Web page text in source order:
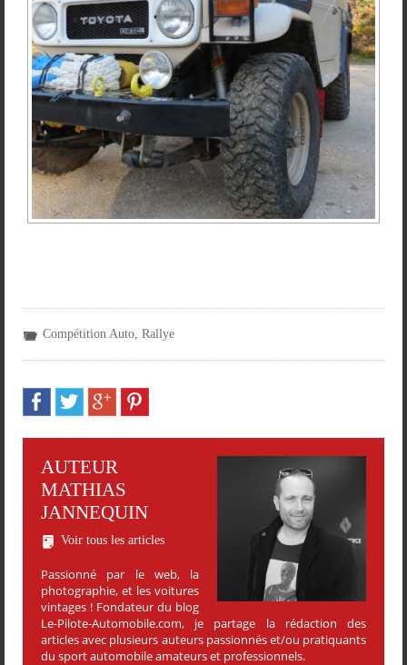
Compétition Auto, Rallye
AUTEUR
MATHIAS
JANNEQUIN
Voir tous les articles
Passionné par le web, la
photographie, et les voitures
vintages ! Fondateur du blog
Le-Pilote-Automobile.com, je partage la rédaction des
articles avec plusieurs auteurs passionnés et/ou pratiquants
du sport automobile amateurs et professionnels.